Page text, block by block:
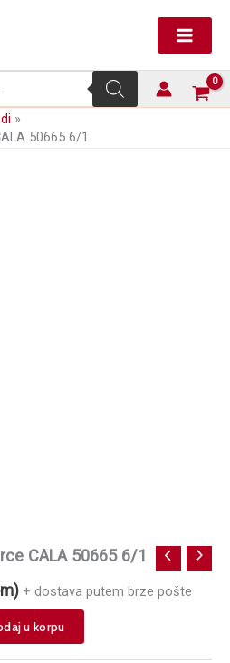
50665 6/1
CALA 50665 6/1
+ dostava putem brze pošte
u korpu